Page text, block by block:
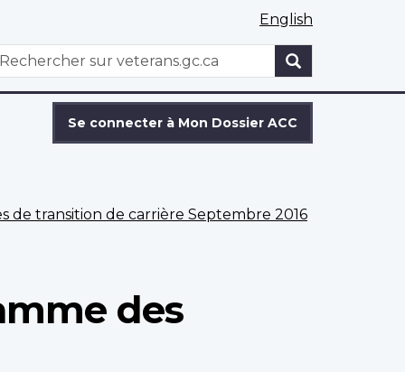
English
Se connecter à Mon Dossier ACC
de transition de carrière Septembre 2016
des